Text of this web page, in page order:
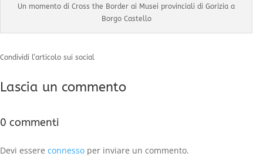
Un momento di Cross the Border ai Musei provinciali di Gorizia a
Borgo Castello
Condividi l’articolo sui social
Lascia un commento
0 commenti
Devi essere connesso per inviare un commento.